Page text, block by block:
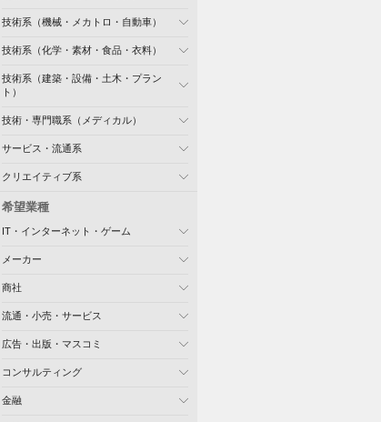
技術系（機械・メカトロ・自動車）
技術系（化学・素材・食品・衣料）
技術系（建築・設備・土木・プラン
ト）
技術・専門職系（メディカル）
サービス・流通系
クリエイティブ系
希望業種
IT・インターネット・ゲーム
メーカー
商社
流通・小売・サービス
広告・出版・マスコミ
コンサルティング
金融